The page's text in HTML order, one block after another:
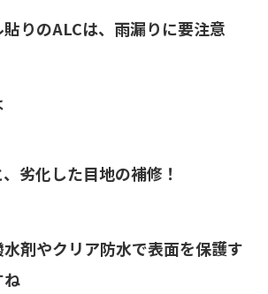
りのALCは、雨漏りに要注意
劣化した目地の補修！
剤やクリア防水で表面を保護す
ね